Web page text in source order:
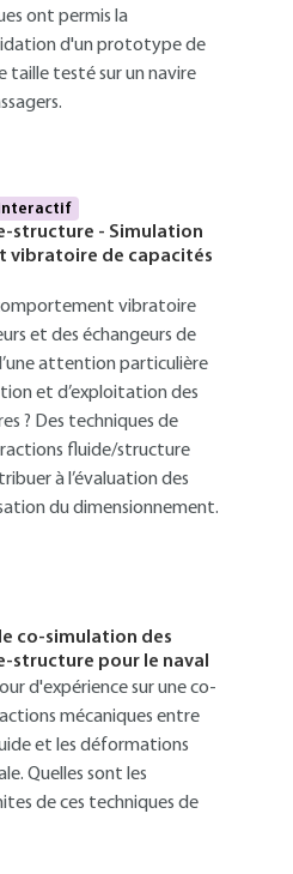
ont permis la
d'un prototype de
taille testé sur un navire
structure - Simulation
vibratoire de capacités
vibratoire
et des échangeurs de
attention particulière
et d’exploitation des
? Des techniques de
fluide/structure
à l’évaluation des
du dimensionnement.
co-simulation des
structure pour le naval
d'expérience sur une co-
mécaniques entre
et les déformations
Quelles sont les
de ces techniques de